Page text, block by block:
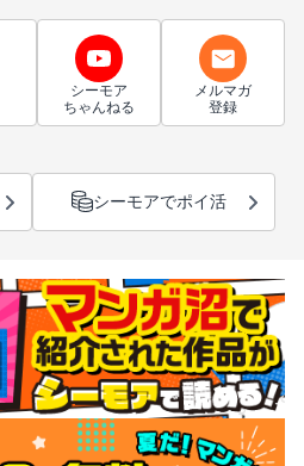
シーモア
ちゃんねる
メルマガ
登録
シーモアでポイ活